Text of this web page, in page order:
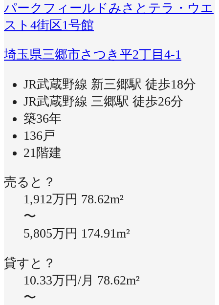
パークフィールドみさとテラ・ウエ
スト4街区1号館
埼玉県三郷市さつき平2丁目4-1
JR武蔵野線 新三郷駅 徒歩18分
JR武蔵野線 三郷駅 徒歩26分
築36年
136戸
21階建
売ると？
1,912万円 78.62m²
〜
5,805万円 174.91m²
貸すと？
10.33万円/月 78.62m²
〜